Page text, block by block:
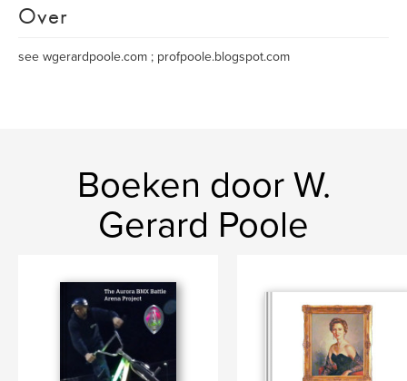
Over
see wgerardpoole.com ; profpoole.blogspot.com
Boeken door W.
Gerard Poole